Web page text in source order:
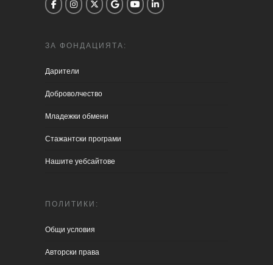
ЗА ФОНДАЦИЯТА:
Дарители
Доброволчество
Младежки обмени
Стажантски програми
Нашите уебсайтове
ПОЛИТИКИ:
Общи условия
Aвторски права